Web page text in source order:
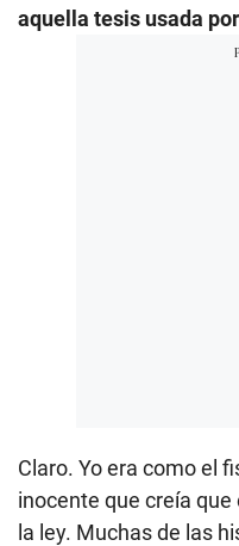
aquella tesis usada
Claro. Yo era como el
inocente que creía
la ley. Muchas de las